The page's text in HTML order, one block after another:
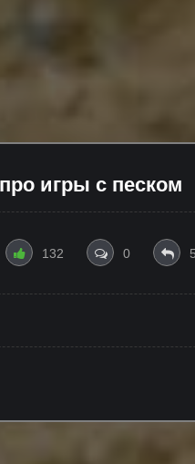
игры с песком
132 0 5